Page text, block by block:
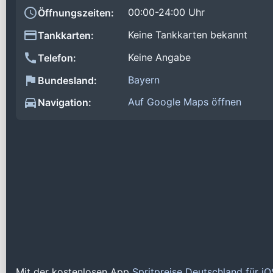
Öffnungszeiten:
00:00-24:00 Uhr
Tankkarten:
Keine Tankkarten bekannt
Telefon:
Keine Angabe
Bundesland:
Bayern
Navigation:
Auf Google Maps öffnen